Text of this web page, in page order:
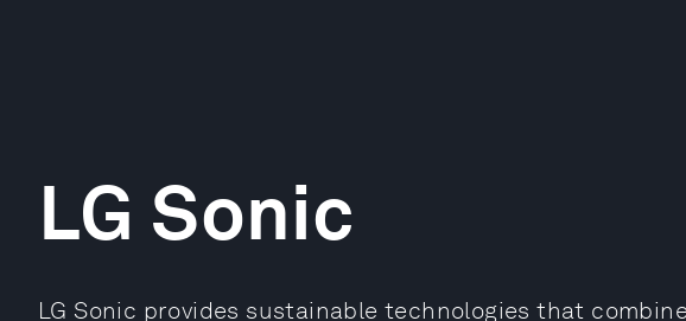
LG Sonic
LG Sonic provides sustainable technologies that